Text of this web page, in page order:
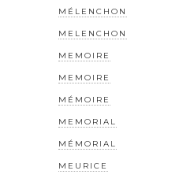
MÉLENCHON
MELENCHON
MEMOIRE
MEMOIRE
MÉMOIRE
MEMORIAL
MÉMORIAL
MEURICE